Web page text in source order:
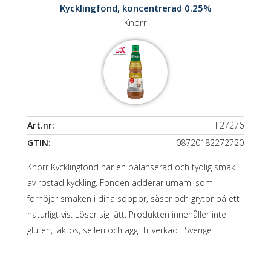
Kycklingfond, koncentrerad 0.25%
Knorr
Art.nr:
F27276
GTIN:
08720182272720
Knorr Kycklingfond har en balanserad och tydlig smak
av rostad kyckling. Fonden adderar umami som
förhöjer smaken i dina soppor, såser och grytor på ett
naturligt vis. Löser sig lätt. Produkten innehåller inte
gluten, laktos, selleri och ägg. Tillverkad i Sverige